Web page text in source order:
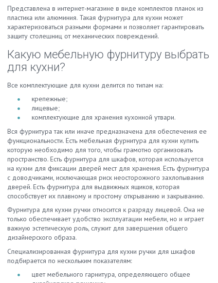
Представлена в интернет-магазине в виде комплектов планок из
пластика или алюминия. Такая фурнитура для кухни может
характеризоваться разными формами и позволяет гарантировать
защиту столешниц от механических повреждений.
Какую мебельную фурнитуру выбрать
для кухни?
Все комплектующие для кухни делится по типам на:
крепежные;
лицевые;
комплектующие для хранения кухонной утвари.
Вся фурнитура так или иначе предназначена для обеспечения ее
функциональности. Есть мебельная фурнитура для кухни купить
которую необходимо для того, чтобы грамотно организовать
пространство. Есть фурнитура для шкафов, которая используется
на кухни для фиксации дверей мест для хранения. Есть фурнитура
с доводчиками, исключающая риск неосторожного захлопывания
дверей. Есть фурнитура для выдвижных ящиков, которая
способствует их плавному и простому открыванию и закрыванию.
Фурнитура для кухни ручки относится к разряду лицевой. Она не
только обеспечивает удобство эксплуатации мебели, но и играет
важную эстетическую роль, служит для завершения общего
дизайнерского образа.
Специализированная фурнитура для кухни ручки для шкафов
подбирается по нескольким показателям:
цвет мебельного гарнитура, определяющего общее